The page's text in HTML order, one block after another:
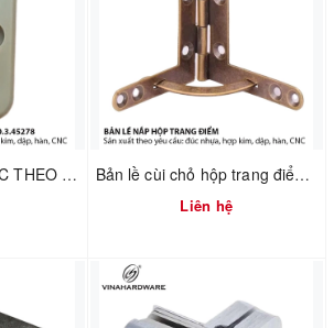
PÁT NHỰA NÂU ĐÚC THEO YÊU CẦU – VINAHARDWARE – 1610.3.45278 Bản lề cùi chỏ hộp trang điểm Vinahardware 7100.4.01118
Liên hệ